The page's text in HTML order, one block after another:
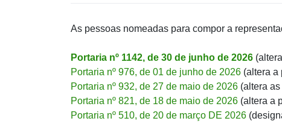
As pessoas nomeadas para compor a
Portaria nº 1142, de 30 de junho de 2026
Portaria nº 976, de 01 de junho de 2026 (altera a
Portaria nº 932, de 27 de maio de 2026 (altera
Portaria nº 821, de 18 de maio de 2026 (altera a
Portaria nº 510, de 20 de março DE 2026